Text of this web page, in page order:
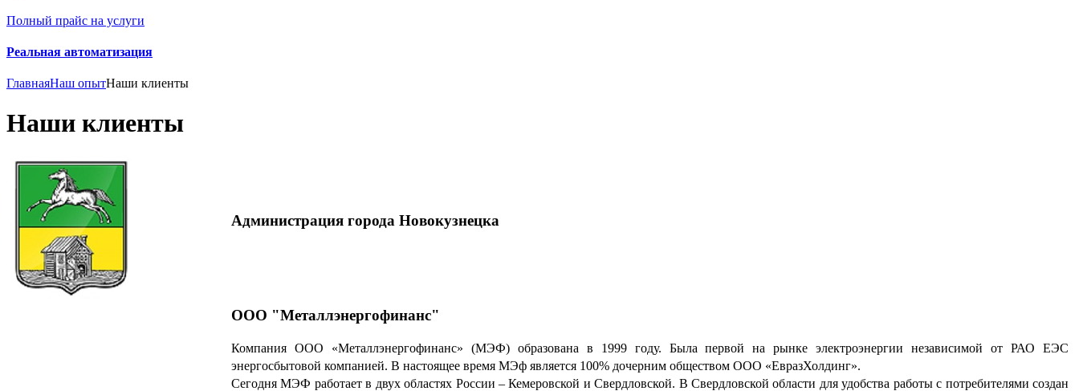
Полный прайс на услуги
Реальная автоматизация
ГлавнаяНаш опытНаши клиенты
Наши клиенты
Администрация города Новокузнецка
ООО "Металлэнергофинанс"
Компания ООО «Металлэнергофинанс» (МЭФ) образована в 1999 году. Была первой на рынке электроэнергии независимой от РАО ЕЭС
энергосбытовой компанией. В настоящее время МЭф является 100% дочерним обществом ООО «ЕвразХолдинг».
Сегодня МЭФ работает в двух областях России – Кемеровской и Свердловской. В Свердловской области для удобства работы с потребителями создан